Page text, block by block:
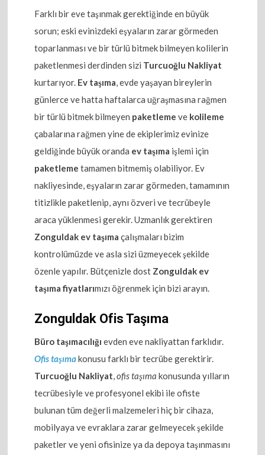
Farklı bir eve taşınmak gerektiğinde en büyük
sorun; eski evinizdeki eşyaların zarar görmeden
toparlanması ve bir türlü bitmek bilmeyen kolilerin
paketlenmesi derdinden sizi Turcuoğlu Nakliyat
kurtarıyor. Ev taşıma, evde yaşayan bireylerin
günlerce ve hatta haftalarca uğraşmasına rağmen
bir türlü bitmek bilmeyen paketleme ve kolileme
çabalarına rağmen yine de ekiplerimiz evinize
geldiğinde büyük oranda ev taşıma işlemi için
paketleme tamamen bitmemiş olabiliyor. Ev
nakliyesinde, eşyaların zarar görmeden, tamamının
titizlikle paketlenip, aynı özveri ve tecrübeyle
araca yüklenmesi gerekir. Uzmanlık gerektiren
Zonguldak ev taşıma çalışmaları bizim
kontrolümüzde ve asla sizi üzmeyecek şekilde
özenle yapılır. Bütçenizle dost Zonguldak ev
taşıma fiyatlarımızı öğrenmek için bizi arayın.
Zonguldak Ofis Taşıma
Büro taşımacılığı evden eve nakliyattan farklıdır.
Ofis taşımakonusu farklı bir tecrübe gerektirir.
Turcuoğlu Nakliyat,ofis taşıma konusunda yılların
tecrübesiyle ve profesyonel ekibi ile ofiste
bulunan tüm değerli malzemeleri hiç bir cihaza,
mobilyaya ve evraklara zarar gelmeyecek şekilde
paketler ve yeni ofisinize ya da depoya taşınmasını